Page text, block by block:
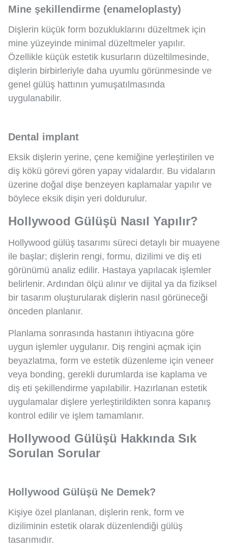
Mine şekillendirme (enameloplasty)
Dişlerin küçük form bozukluklarını düzeltmek için
mine yüzeyinde minimal düzeltmeler yapılır.
Özellikle küçük estetik kusurların düzeltilmesinde,
dişlerin birbirleriyle daha uyumlu görünmesinde ve
genel gülüş hattının yumuşatılmasında
uygulanabilir.
Dental implant
Eksik dişlerin yerine, çene kemiğine yerleştirilen ve
diş kökü görevi gören yapay vidalardır. Bu vidaların
üzerine doğal dişe benzeyen kaplamalar yapılır ve
böylece eksik dişin yeri doldurulur.
Hollywood Gülüşü Nasıl Yapılır?
Hollywood gülüş tasarımı süreci detaylı bir muayene
ile başlar; dişlerin rengi, formu, dizilimi ve diş eti
görünümü analiz edilir. Hastaya yapılacak işlemler
belirlenir. Ardından ölçü alınır ve dijital ya da fiziksel
bir tasarım oluşturularak dişlerin nasıl görüneceği
önceden planlanır.
Planlama sonrasında hastanın ihtiyacına göre
uygun işlemler uygulanır. Diş rengini açmak için
beyazlatma, form ve estetik düzenleme için veneer
veya bonding, gerekli durumlarda ise kaplama ve
diş eti şekillendirme yapılabilir. Hazırlanan estetik
uygulamalar dişlere yerleştirildikten sonra kapanış
kontrol edilir ve işlem tamamlanır.
Hollywood Gülüşü Hakkında Sık
Sorulan Sorular
Hollywood Gülüşü Ne Demek?
Kişiye özel planlanan, dişlerin renk, form ve
diziliminin estetik olarak düzenlendiği gülüş
tasarımıdır.